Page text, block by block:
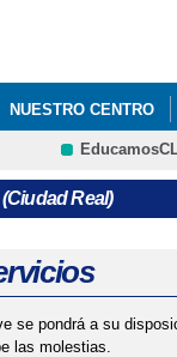
NUESTRO CENTRO
NORMAS DE
PROGRAMACIÓN
CRFP
Real)
se pondrá a su
las molestias.